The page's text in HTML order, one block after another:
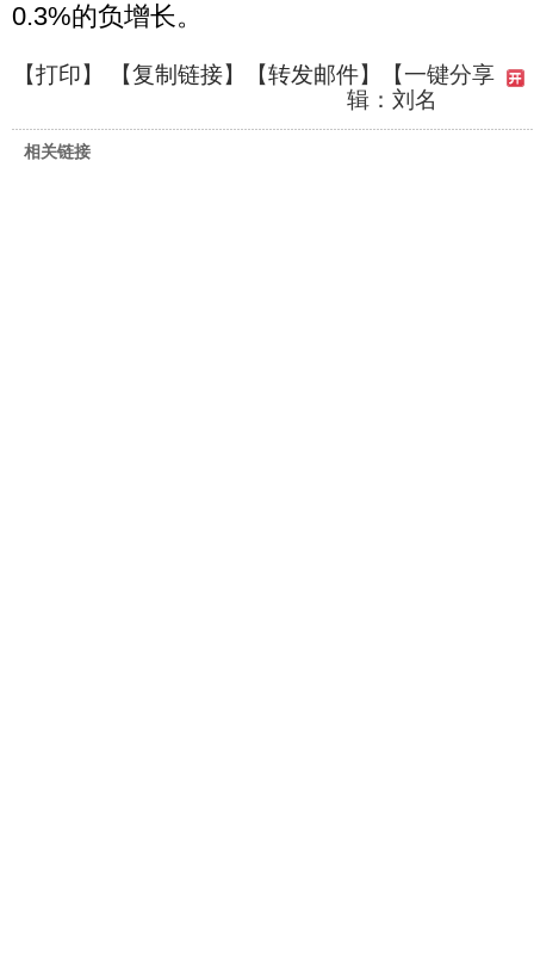
0.3%的负增长。
【打印】 【复制链接】【转发邮件】
【一键分享
辑：刘名
相关链接